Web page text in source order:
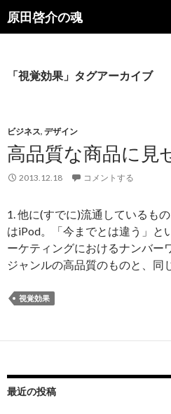
原田啓介の魂
索
ン
キ
ッ
プ
「視覚効果」タグアーカイブ
ビジネス, デザイン
高品質な商品に見
2013.12.18 コメントする
1. 他に(すでに)流通しているも
はiPod。「今までとは違う」と
ーケティングにおけるナンバー
ジャンルの高品質のものと、同
視覚効果
最近の投稿